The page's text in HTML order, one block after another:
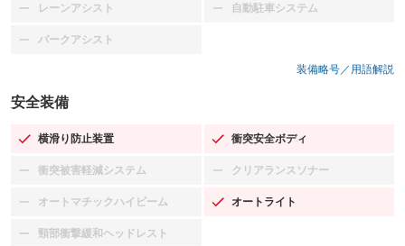
レーンアシスト
：装備なし 自動駐車システム
：装備なし
パークアシスト
：装備なし
装備略号／用語解説
安全装備
横滑り防止装置
：装備あり 衝突安全ボディ
：装備あり
衝突被害軽減システム
：装備なし クリアランスソナー
：装備なし
オートマチックハイビーム
：装備なし オートライト
：装備あり
頸部衝撃緩和ヘッドレスト
：装備なし